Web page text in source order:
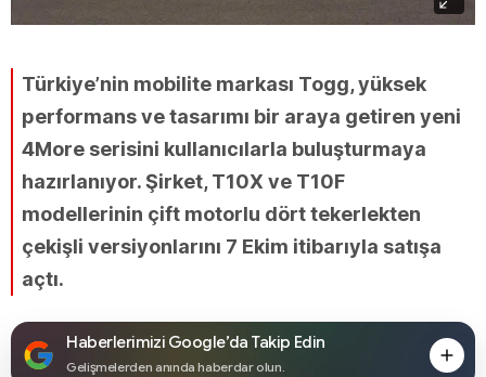
Türkiye’nin mobilite markası Togg, yüksek
performans ve tasarımı bir araya getiren yeni
4More serisini kullanıcılarla buluşturmaya
hazırlanıyor. Şirket, T10X ve T10F
modellerinin çift motorlu dört tekerlekten
çekişli versiyonlarını 7 Ekim itibarıyla satışa
açtı.
Haberlerimizi Google’da Takip Edin
Gelişmelerden anında haberdar olun.